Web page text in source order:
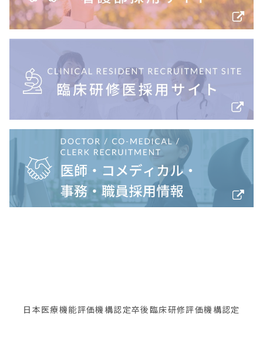
日本医療機能評価機構認定卒後臨床研修評価機構認定